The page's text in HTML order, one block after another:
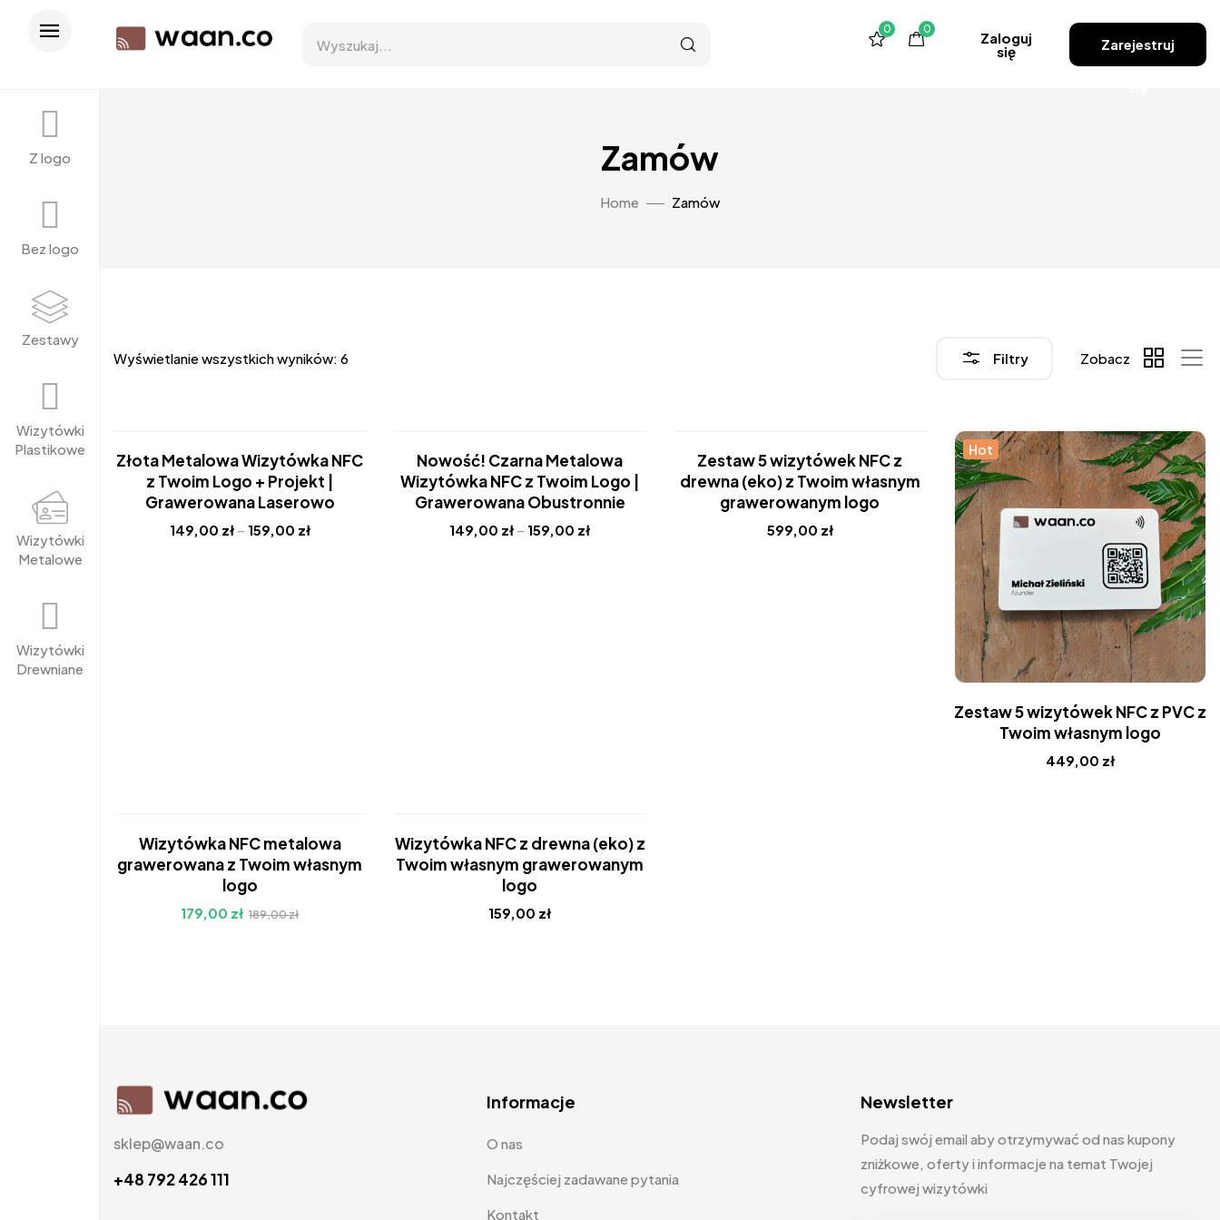
0 0
Zaloguj
się Zarejestruj
Z logo
Bez logo
Zestawy
Wizytówki
Plastikowe
Wizytówki
Metalowe
Wizytówki
Drewniane
Zamów
Home Zamów
Filtry
Wyświetlanie wszystkich wyników: 6 Zobacz
Nowość
Hot
Złota Metalowa Wizytówka NFC
z Twoim Logo + Projekt |
Grawerowana Laserowo
149,00 zł– 159,00 zł
Nowość
Hot
Nowość! Czarna Metalowa
Wizytówka NFC z Twoim Logo |
Grawerowana Obustronnie
149,00 zł – 159,00 zł
Hot
Zestaw 5 wizytówek NFC z
drewna (eko) z Twoim własnym
grawerowanym logo
599,00 zł
Hot
Zestaw 5 wizytówek NFC z PVC z
Twoim własnym logo
449,00 zł
Nowość
Wizytówka NFC metalowa
grawerowana z Twoim własnym
logo
179,00 zł 189,00zł
Hot
Wizytówka NFC z drewna (eko) z
Twoim własnym grawerowanym
logo
159,00 zł
sklep@waan.co
+48 792 426 111
Informacje
O nas
Najczęściej zadawane pytania
Kontakt
Newsletter
Podaj swój email aby otrzymywać od nas kupony
zniżkowe, oferty i informacje na temat Twojej
cyfrowej wizytówki